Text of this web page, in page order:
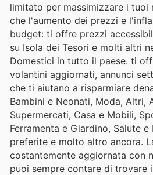
limitato per massimizzare i tuoi
che l'aumento dei prezzi e
budget: ti offre prezzi
su Isola dei Tesori e molti altri
Domestici in tutto il paese. ti
volantini aggiornati, annunci
che ti aiutano a risparmiare
Bambini e Neonati, Moda, Altri,
Supermercati, Casa e Mobili,
Ferramenta e Giardino, Salute
preferite e molto altro ancora.
costantemente aggiornata con
puoi sempre contare di trovare